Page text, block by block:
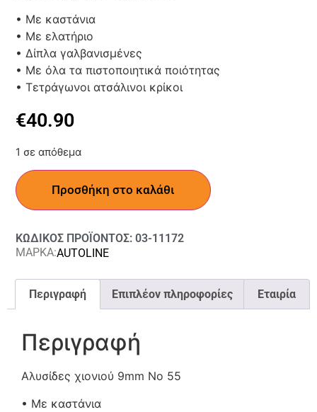
• Με καστάνια
• Με ελατήριο
• Δίπλα γαλβανισμένες
• Με όλα τα πιστοποιητικά ποιότητας
• Τετράγωνοι ατσάλινοι κρίκοι
€40.90
1 σε απόθεμα
Προσθήκη στο καλάθι
ΚΩΔΙΚΟΣ ΠΡΟΪΟΝΤΟΣ: 03-11172
ΜΑΡΚΑ:AUTOLINE
Περιγραφή Επιπλέον πληροφορίες Εταιρία
Περιγραφή
Αλυσίδες χιονιού 9mm No 55
• Με καστάνια